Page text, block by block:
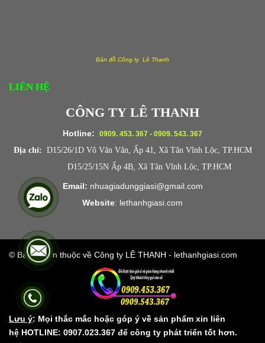
Bản đồ Công ty Lê Thanh
LIÊN HỆ
CÔNG TY LÊ THANH
Hotline: 0909. 453. 367 - 0909. 543. 367
Địa chỉ: D15/26/1D Võ Văn Vân, Ấp 41, Xã Tân Vĩnh Lộc, TP.HCM
D15/25/15N Ấp 4B, Xã Tân Vĩnh Lộc, TP.HCM
Email: nhuagiadunggiasi@gmail.com
Website: lethanhgiasi.com
© Bản quyền thuộc về Công ty LÊ THANH - lethanhgiasi.com
Lưu ý: Mọi thắc mắc hoặc góp ý về sản phẩm xin liên
hệ HOTLINE: 0907.023.367 để công ty phát triển tốt hơn.